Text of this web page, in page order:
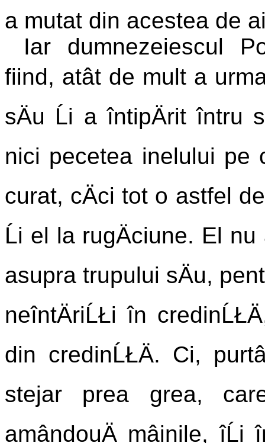
a mutat din acestea de
Iar dumnezeiescul
fiind, atât de mult a urmat
sÄu Ĺi a întipÄrit
nici pecetea inelului pe
curat, cÄci tot o astfel de
Ĺi el la rugÄciune. El
asupra trupului sÄu,
neîntÄriĹŁi în
din credinĹŁÄ. Ci,
stejar prea grea,
amândouÄ mâinile,